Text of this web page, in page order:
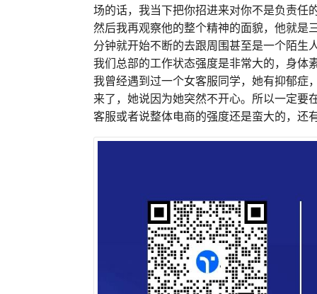
场的话，我当下把你招进来对你不是负责任
然后我再观察他的整个精神的面貌，他就是
分钟就开始不断的去跟周围甚至是一个陌生
我们总部的工作状态强度是非常大的，身体
我曾经遇到过一个女客服同学，她有抑郁症
来了，她说因为她突然不开心。所以一定要
客服或者说整体电商的强度还是蛮大的，还